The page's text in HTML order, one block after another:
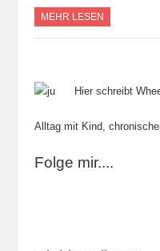
MEHR LESEN
Hier schreibt
Alltag mit Kind,
Folge mir....